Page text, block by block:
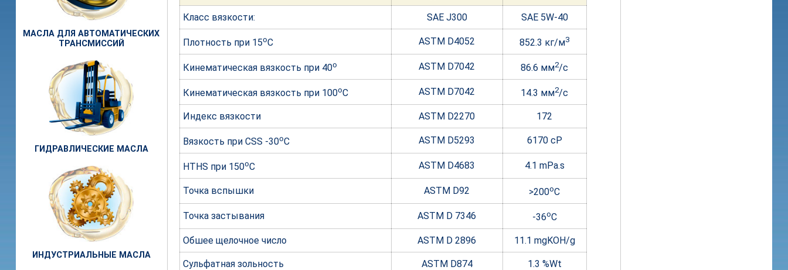
МАСЛА ДЛЯ АВТОМАТИЧЕСКИХ
ТРАНСМИССИЙ
ГИДРАВЛИЧЕСКИЕ МАСЛА
ИНДУСТРИАЛЬНЫЕ МАСЛА
Класс вязкости: SAE J300 SAE 5W-40
Плотность при 15oC ASTM D4052 852.3 кг/м3
Кинематическая вязкость при 40o ASTM D7042 86.6 мм2/с
Кинематическая вязкость при 100oС ASTM D7042 14.3 мм2/с
Индекс вязкости ASTM D2270 172
Вязкость при CSS -30oС ASTM D5293 6170 cP
HTHS при 150oС ASTM D4683 4.1 mPa.s
Точка вспышки ASTM D92 >200oC
Точка застывания ASTM D 7346 -36oC
Обшее щелочное число ASTM D 2896 11.1 mgKOH/g
Сульфатная зольность ASTM D874 1.3 %Wt